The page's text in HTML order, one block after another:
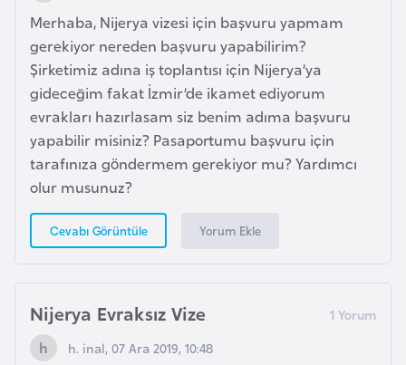
Merhaba, Nijerya vizesi için başvuru yapmam
gerekiyor nereden başvuru yapabilirim?
Şirketimiz adına iş toplantısı için Nijerya’ya
gideceğim fakat İzmir’de ikamet ediyorum
evrakları hazırlasam siz benim adıma başvuru
yapabilir misiniz? Pasaportumu başvuru için
tarafınıza göndermem gerekiyor mu? Yardımcı
olur musunuz?
Cevabı Görüntüle Yorum Ekle
Nijerya Evraksız Vize
h. inal, 07 Ara 2019, 10:48
e
y
S
u
d
a
n
y
a
a